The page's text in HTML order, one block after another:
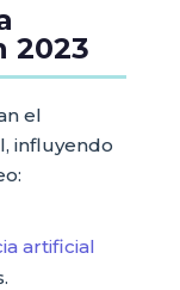
2023
el
influyendo
artificial